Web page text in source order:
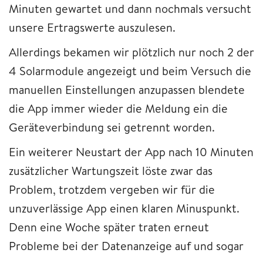
Minuten gewartet und dann nochmals versucht
unsere Ertragswerte auszulesen.
Allerdings bekamen wir plötzlich nur noch 2 der
4 Solarmodule angezeigt und beim Versuch die
manuellen Einstellungen anzupassen blendete
die App immer wieder die Meldung ein die
Geräteverbindung sei getrennt worden.
Ein weiterer Neustart der App nach 10 Minuten
zusätzlicher Wartungszeit löste zwar das
Problem, trotzdem vergeben wir für die
unzuverlässige App einen klaren Minuspunkt.
Denn eine Woche später traten erneut
Probleme bei der Datenanzeige auf und sogar